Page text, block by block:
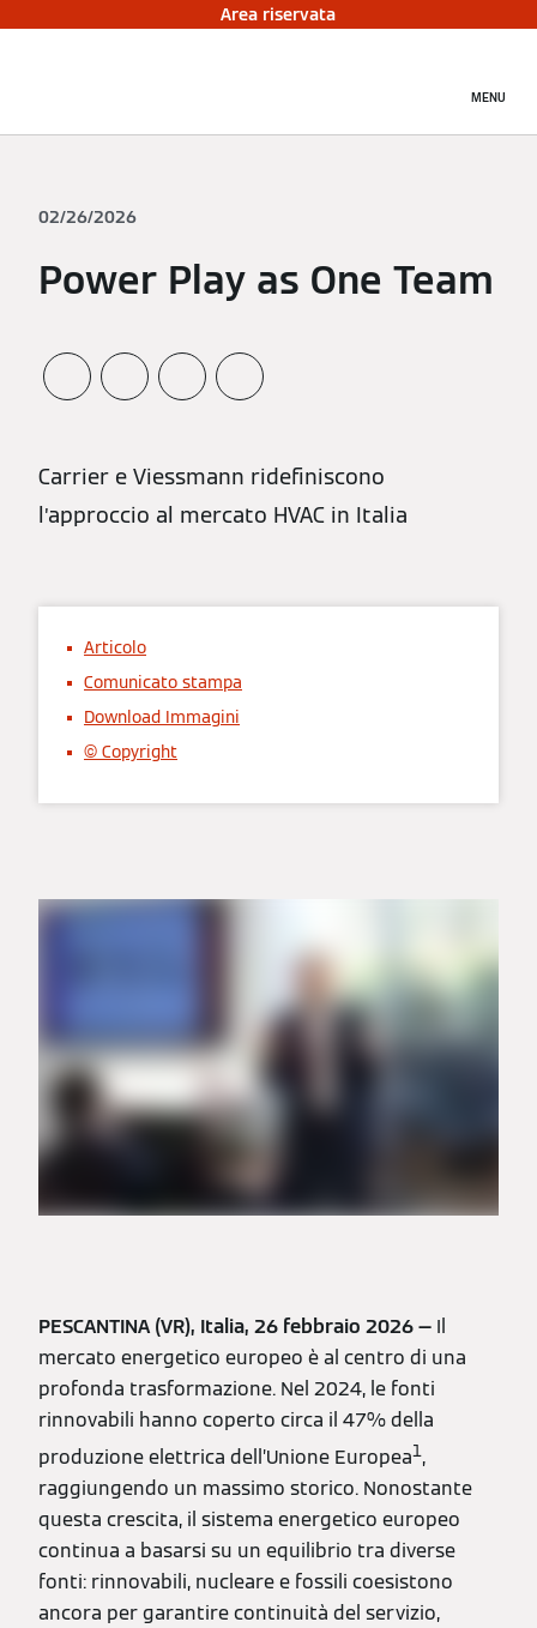
Area riservata
MENU
02/26/2026
Power Play as One Team
Carrier e Viessmann ridefiniscono
l’approccio al mercato HVAC in Italia
Articolo
Comunicato stampa
Download Immagini
© Copyright
PESCANTINA (VR), Italia, 26 febbraio 2026 — Il
mercato energetico europeo è al centro di una
profonda trasformazione. Nel 2024, le fonti
rinnovabili hanno coperto circa il 47% della
produzione elettrica dell’Unione Europea1,
raggiungendo un massimo storico. Nonostante
questa crescita, il sistema energetico europeo
continua a basarsi su un equilibrio tra diverse
fonti: rinnovabili, nucleare e fossili coesistono
ancora per garantire continuità del servizio,